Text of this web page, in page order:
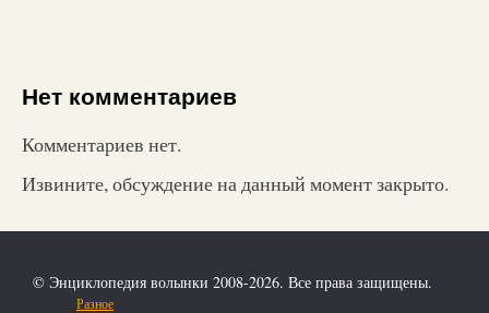
Нет комментариев
Комментариев нет.
Извините, обсуждение на данный момент закрыто.
© Энциклопедия волынки 2008-2026. Все права защищены.
Разное